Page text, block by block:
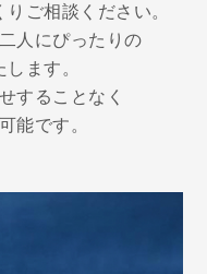
ご相談ください。
人にぴったりの
ます。
することなく
能です。